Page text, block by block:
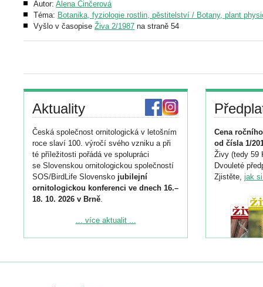
Autor: Alena Činčerová
Téma: Botanika, fyziologie rostlin, pěstitelství / Botany, plant
Vyšlo v časopise Živa 2/1987 na straně 54
Aktuality
Česká společnost ornitologická v letošním
roce slaví 100. výročí svého vzniku a při
té příležitosti pořádá ve spolupráci
se Slovenskou ornitologickou společností
SOS/BirdLife Slovensko jubilejní
ornitologickou konferenci ve dnech 16.–
18. 10. 2026 v Brně.
Podrobnější informace ke konferenci
Registrovat se můžete do 6. září.
... více aktualit ...
Cena
od čísla 1/
Živy (tedy 59
Dvouleté
Zjistěte, jak